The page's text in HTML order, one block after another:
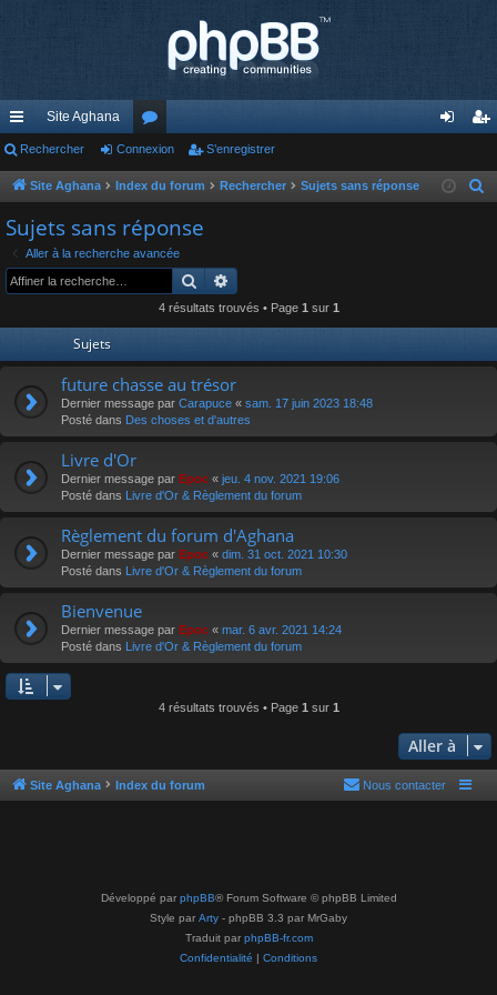
cc
ès
ra
pi
de
Site Aghana
or
u
s
ne nr
Rechercher Connexion S’enregistrer
Site Aghana Index du forum Rechercher Sujets sans réponse
c
Sujets sans réponse
Aller à la recherche avancée
Rechercher
4 résultats trouvés • Page 1 sur 1
Sujets
future chasse au trésor
Dernier message par Carapuce « sam. 17 juin 2023 18:48
Posté dans Des choses et d'autres
Livre d'Or
Dernier message par Epoc « jeu. 4 nov. 2021 19:06
Posté dans Livre d'Or & Règlement du forum
Règlement du forum d'Aghana
Dernier message par Epoc « dim. 31 oct. 2021 10:30
Posté dans Livre d'Or & Règlement du forum
Bienvenue
Dernier message par Epoc « mar. 6 avr. 2021 14:24
Posté dans Livre d'Or & Règlement du forum
4 résultats trouvés • Page 1 sur 1
Aller à
Site Aghana Index du forum Nous contacter
Développé par phpBB® Forum Software © phpBB Limited
Style par Arty - phpBB 3.3 par MrGaby
Traduit par phpBB-fr.com
Confidentialité | Conditions